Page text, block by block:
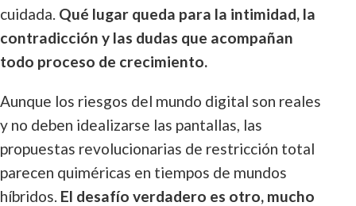
cuidada. Qué lugar queda para la intimidad, la
contradicción y las dudas que acompañan
todo proceso de crecimiento.
Aunque los riesgos del mundo digital son reales
y no deben idealizarse las pantallas, las
propuestas revolucionarias de restricción total
parecen quiméricas en tiempos de mundos
híbridos. El desafío verdadero es otro, mucho